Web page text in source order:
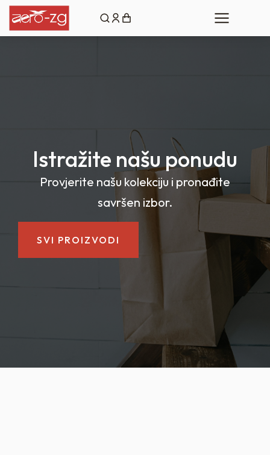
Istražite našu ponudu
Provjerite našu kolekciju i pronađite
savršen izbor.
SVI PROIZVODI